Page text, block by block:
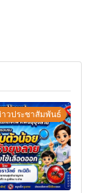
วประชาสัมพันธ์